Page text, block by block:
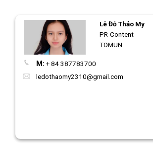
Lê Đỗ Thảo My
PR-Content
TOMUN
M: + 84 387783700
ledothaomy2310@gmail.com